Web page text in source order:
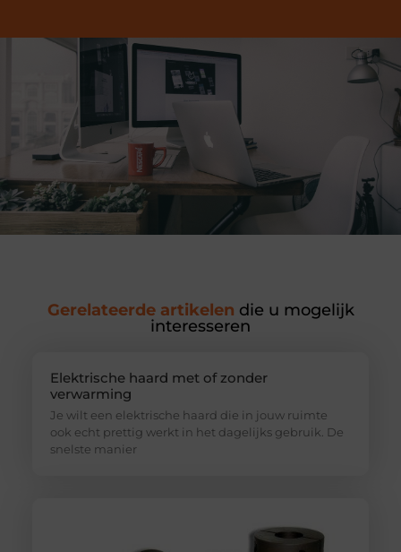
Gerelateerde artikelen die u mogelijk
interesseren
Elektrische haard met of zonder
verwarming
Je wilt een elektrische haard die in jouw ruimte
ook echt prettig werkt in het dagelijks gebruik. De
snelste manier